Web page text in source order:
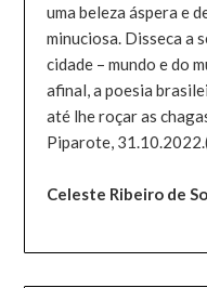
uma beleza áspera e
minuciosa. Disseca a
cidade – mundo e do
afinal, a poesia
até lhe roçar as
Piparote,
Celeste Ribeiro de